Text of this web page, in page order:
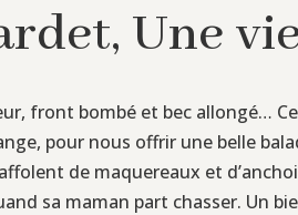
Une
front bombé et bec allongé…
pour nous offrir une belle
de maquereaux et
sa maman part chasser. Un